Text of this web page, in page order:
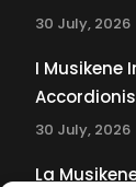
30 July, 2026
I Musikene
30 July, 2026
La